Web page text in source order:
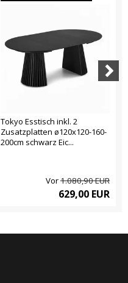
Tokyo Esstisch inkl. 2
Zusatzplatten ø120x120-160-
200cm schwarz Eic...
Vor1.080,90 EUR
629,00 EUR